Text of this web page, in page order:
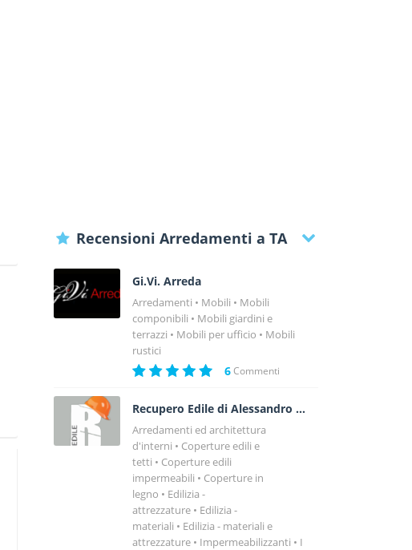
Recensioni Arredamenti a TA
Gi.Vi. Arreda
Arredamenti Mobili
Mobili
componibili
Mobili giardini e
terrazzi
Mobili per ufficio
Mobili
rustici
6Commenti
Recupero Edile di Alessandro Vitelli
Arredamenti ed architettura
d'interni
Coperture edili e
tetti
Coperture edili
impermeabili
Coperture in
legno
Edilizia -
attrezzature
Edilizia -
materiali
Edilizia - materiali e
attrezzature
Impermeabilizzanti
I